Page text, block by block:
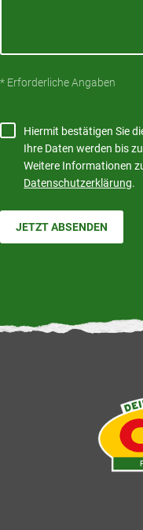
* Erforderliche Angaben
Hiermit bestätigen Sie
Ihre Daten werden bis
Weitere Informationen
Datenschutzerklärung.
JETZT ABSENDEN